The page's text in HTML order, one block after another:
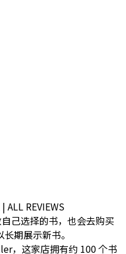
REVIEWS
己选择的书，也会去购买
期展示新书。
，这家店拥有约 100 个书